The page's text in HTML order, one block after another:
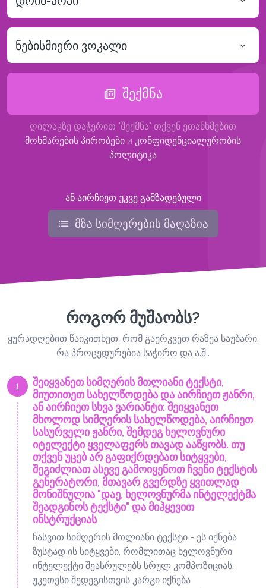
ნებისმიერი ვოკალი
შექმნა
ღილაკზე დაჭერით "შექმნა" თქვენ ეთანხმებით
მოხმარების პირობები и კონფიდენციალურობის
პოლიტიკა
ან აირჩიეთ უკვე გამზადებული
მზა სიმღერების მაღაზია
როგორ მუშაობს?
ყურადღებით წაიკითხეთ, რომ გაერკვეთ რაზეა საუბარი,
რა პროცედურებია საჭირო და ა.შ..
1
შეიყვანეთ სიმღერის მთლიანი ტექსტი,
მიუთითეთ სახელწოდება და აირჩიეთ ჟანრი,
ან აირჩიეთ სხვა ვარიანტი: შეიყვანეთ
მხოლოდ სიმღერის სახელწოდება, აირჩიეთ
სასურველი ჟანრი, შემდეგ ხელოვნური
იტელექტი ყველაფერს თავად ააწყობს. თუ
თქვენ უცებ არ გაფიქრდებათ სიტყვები,
შეგიძლიათ ასევე გამოიყენოთ ჩვენი ტექსტის
გენერატორი, მთავარ გვერდზე ყვითლად
მონიშნულია "დაე, ხელოვნურმა ინტელექტმა
შეადგინოს ტექსტი" და მიჰყევით
ინსტრუქციას
ჩასვით სიმღერის მთლიანი ტექსტი - ეს იქნება
ზუსტად ის სიტყვები, რომლითაც ხელოვნური
ინტელექტი შეასრულებს სრულ კომპოზიციას.
უკეთესი შედეგისთვის კარგი იქნება